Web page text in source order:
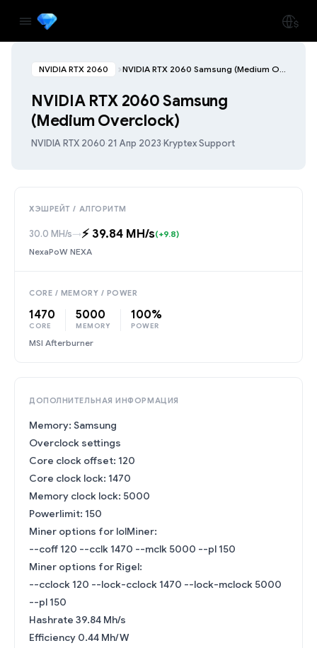
NVIDIA RTX 2060 NVIDIA RTX 2060 Samsung (Medium Overclock)
NVIDIA RTX 2060 Samsung
(Medium Overclock)
NVIDIA RTX 2060·21 Апр 2023·Kryptex Support
ХЭШРЕЙТ / АЛГОРИТМ
30.0 MH/s→⚡️ 39.84 MH/s(+9.8)
NexaPoW NEXA
CORE / MEMORY / POWER
1470
CORE
5000
MEMORY
100%
POWER
MSI Afterburner
ДОПОЛНИТЕЛЬНАЯ ИНФОРМАЦИЯ
Memory: Samsung
Overclock settings
Core clock offset: 120
Core clock lock: 1470
Memory clock lock: 5000
Powerlimit: 150
Miner options for lolMiner:
--coff 120 --cclk 1470 --mclk 5000 --pl 150
Miner options for Rigel:
--cclock 120 --lock-cclock 1470 --lock-mclock 5000
--pl 150
Hashrate 39.84 Mh/s
Efficiency 0.44 Mh/W